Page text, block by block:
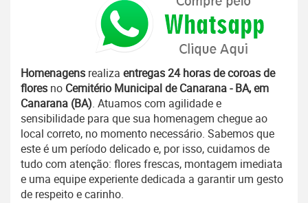
Homenagens realiza entregas 24 horas de coroas de
flores no Cemitério Municipal de Canarana - BA, em
Canarana (BA). Atuamos com agilidade e
sensibilidade para que sua homenagem chegue ao
local correto, no momento necessário. Sabemos que
este é um período delicado e, por isso, cuidamos de
tudo com atenção: flores frescas, montagem imediata
e uma equipe experiente dedicada a garantir um gesto
de respeito e carinho.